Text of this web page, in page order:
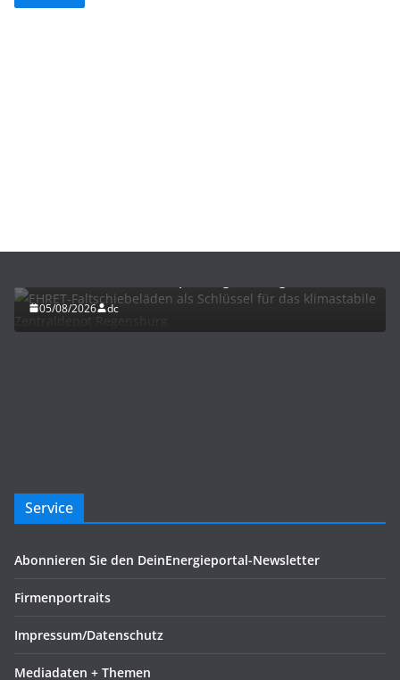
05/08/2026 dc
Service
Abonnieren Sie den DeinEnergieportal-Newsletter
Firmenportraits
Impressum/Datenschutz
Mediadaten + Themen